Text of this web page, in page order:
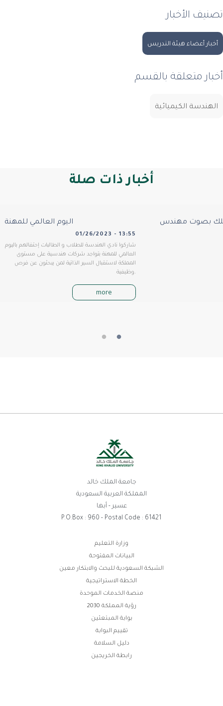
الأخبار
أعضاء هيئة التدريس
متعلقة بالقسم
الكيميائية
أخبار ذات صلة
اليوم العالمي للمهنة
01/26/2023 - 13:55
شاركوا نادي الهندسة للطلاب و الطالبات إحتفالهم باليوم
العالمي للمهنة بتواجد شركات هندسية على مستوى
المملكة لاستقبال السير الذاتية لمن يبحثون عن فرص
more
بصوت مهندس
جامعة الملك خالد
المملكة العربية السعودية
عسير - أبها
P.O.Box : 960 - Postal Code : 61421
وزارة التعليم
البيانات المفتوحة
الشبكة السعودية للبحث والابتكار معين
الخطة الاستراتيجية
منصة الخدمات الموحدة
رؤية المملكة 2030
بوابة المبتعثين
تقييم البوابة
دليل السلامة
رابطة الخريجين